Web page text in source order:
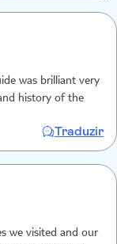
was brilliant very
history of the
Traduzir
we visited and our